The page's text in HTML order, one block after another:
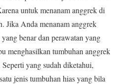
untuk menanam anggrek di
Jika Anda menanam anggrek
benar dan perawatan yang
menghasilkan tumbuhan anggrek
yang sudah diketahui,
jenis tumbuhan hias yang bila